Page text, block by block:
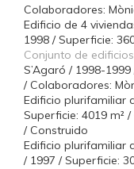
Colaboradores:
Edificio de 4
1998 / Superficie:
Conjunto de
S’Agaró / 1998-
/ Colaboradores:
Edificio plurifamiliar
Superficie: 4019 m²
/ Construido
Edificio plurifamiliar
/ 1997 / Superficie: